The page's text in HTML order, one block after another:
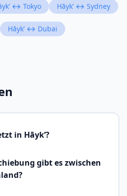
↔ Tokyo Hāyk’ ↔ Sydney
Hāyk’ ↔ Dubai
in Hāyk’?
gibt es zwischen